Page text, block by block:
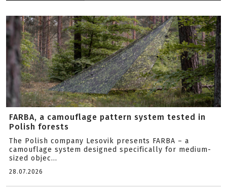
FARBA, a camouflage pattern system tested in
Polish forests
The Polish company Lesovik presents FARBA – a
camouflage system designed specifically for medium-
sized objec...
28.07.2026